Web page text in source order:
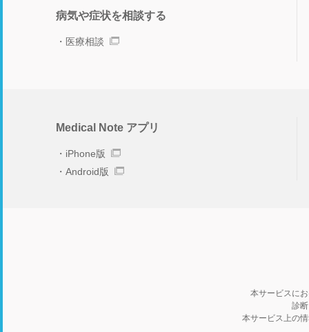
病気や症状を相談する
医療相談
Medical Note アプリ
iPhone版
Android版
本サービスに
診
本サービス上の